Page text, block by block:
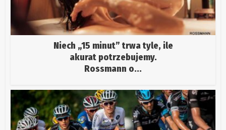
Niech „15 minut” trwa tyle, ile
akurat potrzebujemy.
Rossmann o...